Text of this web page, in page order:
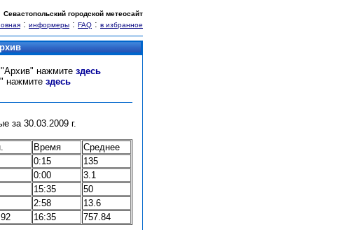
Севастопольский городской метеосайт
: информеры : FAQ : в избранное
нажмите здесь
нажмите здесь
за 30.03.2009 г.
Время
Среднее
0:15
135
0:00
3.1
15:35
50
2:58
13.6
16:35 757.84